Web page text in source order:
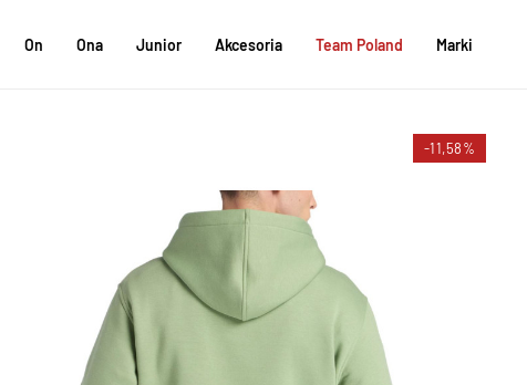
On Ona Junior Akcesoria Team Poland Marki
-11,58%